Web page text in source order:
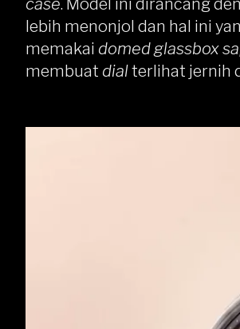
case. Model ini dirancang
lebih menonjol dan hal ini
memakai domed glassbox
membuat dialterlihat jernih